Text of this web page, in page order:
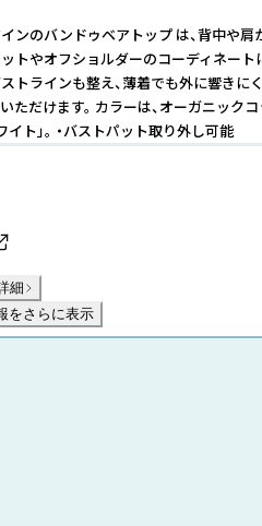
ンのバンドゥベアトップ は、背中や肩
トやオフショルダーのコーディネート
トラインも整え、薄着でも外に響きに
ただけます。 カラーは、オーガニック
イト」。 ・バストパット取り外し可能
細
をさらに表示